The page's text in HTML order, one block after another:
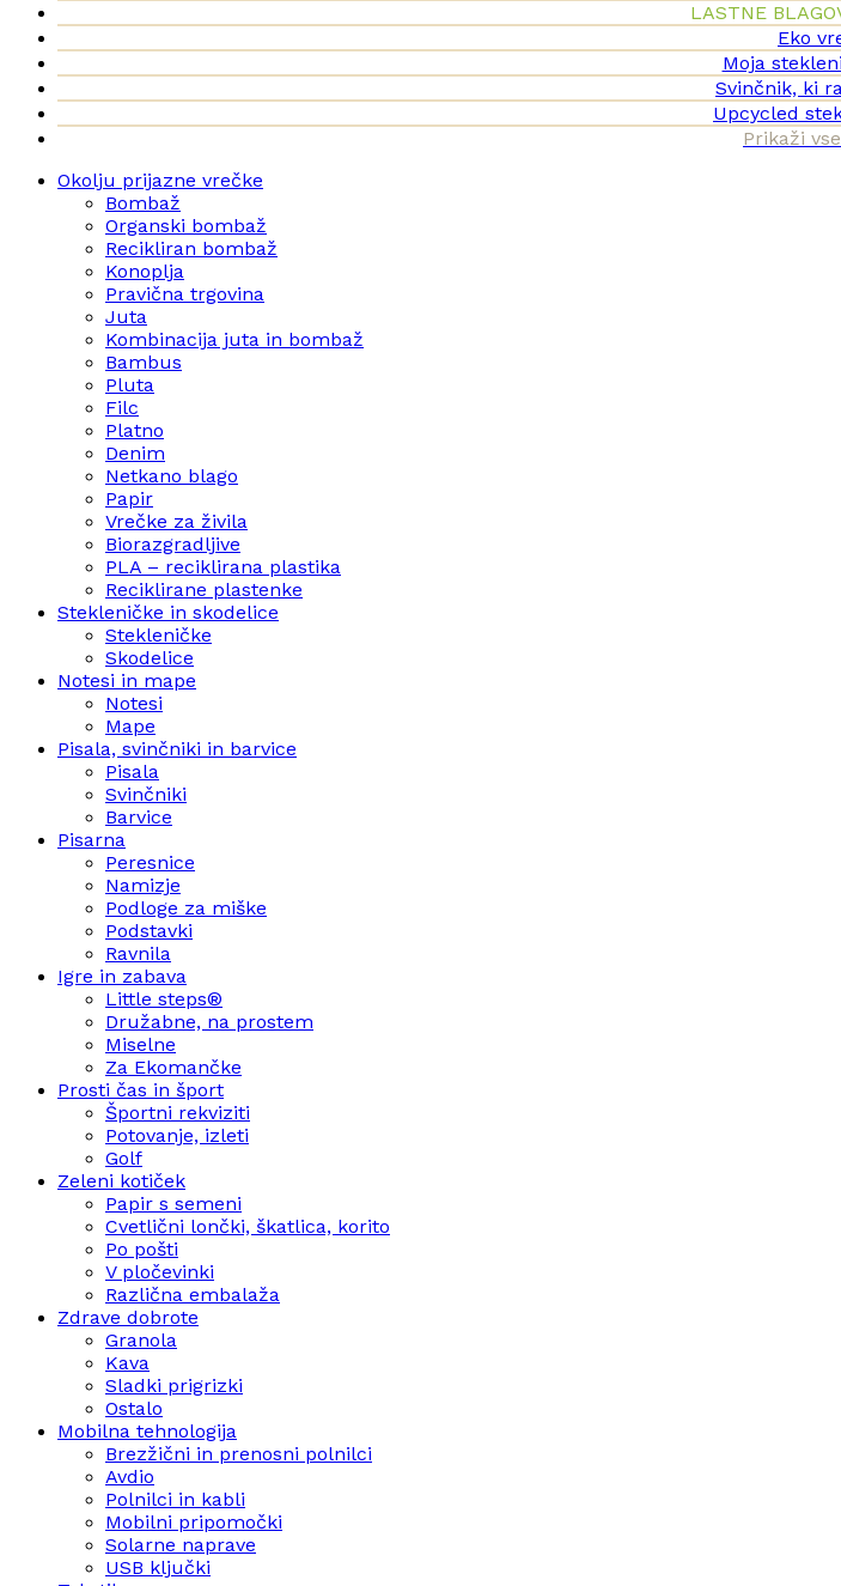
LASTNE
Eko
Moja
Svinčnik, ki
Upcycled
Prikaži
Okolju prijazne vrečke
Bombaž
Organski bombaž
Recikliran bombaž
Konoplja
Pravična trgovina
Juta
Kombinacija juta in bombaž
Bambus
Pluta
Filc
Platno
Denim
Netkano blago
Papir
Vrečke za živila
Biorazgradljive
PLA – reciklirana plastika
Reciklirane plastenke
Stekleničke in skodelice
Stekleničke
Skodelice
Notesi in mape
Notesi
Mape
Pisala, svinčniki in barvice
Pisala
Svinčniki
Barvice
Pisarna
Peresnice
Namizje
Podloge za miške
Podstavki
Ravnila
Igre in zabava
Little steps®
Družabne, na prostem
Miselne
Za Ekomančke
Prosti čas in šport
Športni rekviziti
Potovanje, izleti
Golf
Zeleni kotiček
Papir s semeni
Cvetlični lončki, škatlica, korito
Po pošti
V pločevinki
Različna embalaža
Zdrave dobrote
Granola
Kava
Sladki prigrizki
Ostalo
Mobilna tehnologija
Brezžični in prenosni polnilci
Avdio
Polnilci in kabli
Mobilni pripomočki
Solarne naprave
USB ključki